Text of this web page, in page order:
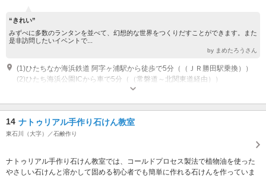
“きれい”
みずべに多数のランタンを並べて、幻想的な世界をつくりだすことができます。また
是非訪問したいイベントで...
by まめたろうさん
(1)ひたちなか海浜鉄道 阿字ヶ浦駅から徒歩で5分（（ＪＲ勝田駅乗換））
(2)ひたち海浜公園ICから車で5分（（常磐道～北関東道経由））
開催：2015年7月18日～2015年8月22日 18:00～20:30 期間中の毎週土曜日
14 ナトゥリアル手作り石けん教室
東石川（大字）／石鹸作り
ナトゥリアル手作り石けん教室では、コールドプロセス製法で植物油を使った
やさしい石けんと溶かして固める初心者でも簡単に作れる石けんを作っていま